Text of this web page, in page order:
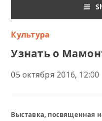
Культура
Узнать о
05 октября 2016, 12:00
Выставка, посвященная